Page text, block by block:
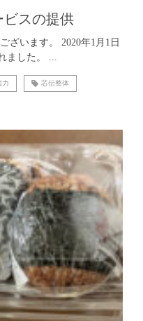
ビスの提供
ざいます。 2020年1月1日
ました。 ...
力 芯伝整体